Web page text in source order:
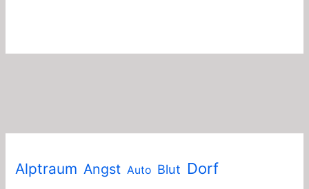
Alptraum Angst Auto Blut Dorf